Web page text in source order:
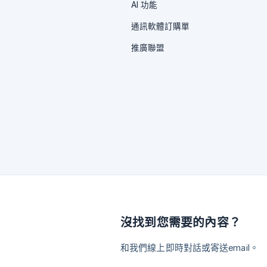
AI 功能
通訊軟體訂購單
推廣聯盟
沒找到您需要的內容？
和我們線上即時對話或寄送email。